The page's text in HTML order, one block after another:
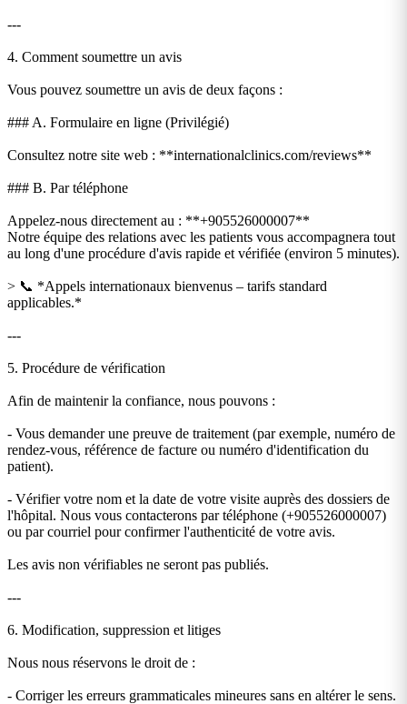
---
4. Comment soumettre un avis
Vous pouvez soumettre un avis de deux façons :
### A. Formulaire en ligne (Privilégié)
Consultez notre site web : **internationalclinics.com/reviews**
### B. Par téléphone
Appelez-nous directement au : **+905526000007**
Notre équipe des relations avec les patients vous accompagnera tout
au long d'une procédure d'avis rapide et vérifiée (environ 5 minutes).
> 📞 *Appels internationaux bienvenus – tarifs standard
applicables.*
---
5. Procédure de vérification
Afin de maintenir la confiance, nous pouvons :
- Vous demander une preuve de traitement (par exemple, numéro de
rendez-vous, référence de facture ou numéro d'identification du
patient).
- Vérifier votre nom et la date de votre visite auprès des dossiers de
l'hôpital. Nous vous contacterons par téléphone (+905526000007)
ou par courriel pour confirmer l'authenticité de votre avis.
Les avis non vérifiables ne seront pas publiés.
---
6. Modification, suppression et litiges
Nous nous réservons le droit de :
- Corriger les erreurs grammaticales mineures sans en altérer le sens.